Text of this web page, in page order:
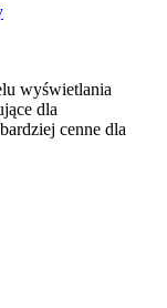
wyświetlania
dla
cenne dla